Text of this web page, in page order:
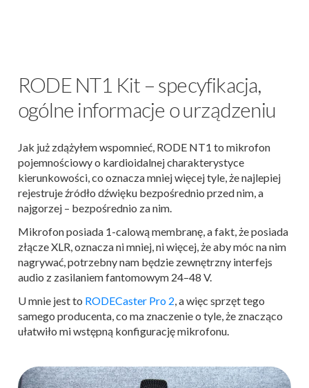
RODE NT1 Kit – specyfikacja,
ogólne informacje o urządzeniu
Jak już zdążyłem wspomnieć, RODE NT1 to mikrofon
pojemnościowy o kardioidalnej charakterystyce
kierunkowości, co oznacza mniej więcej tyle, że najlepiej
rejestruje źródło dźwięku bezpośrednio przed nim, a
najgorzej – bezpośrednio za nim.
Mikrofon posiada 1-calową membranę, a fakt, że posiada
złącze XLR, oznacza ni mniej, ni więcej, że aby móc na nim
nagrywać, potrzebny nam będzie zewnętrzny interfejs
audio z zasilaniem fantomowym 24–48 V.
U mnie jest to RODECaster Pro 2 , a więc sprzęt tego
samego producenta, co ma znaczenie o tyle, że znacząco
ułatwiło mi wstępną konfigurację mikrofonu.